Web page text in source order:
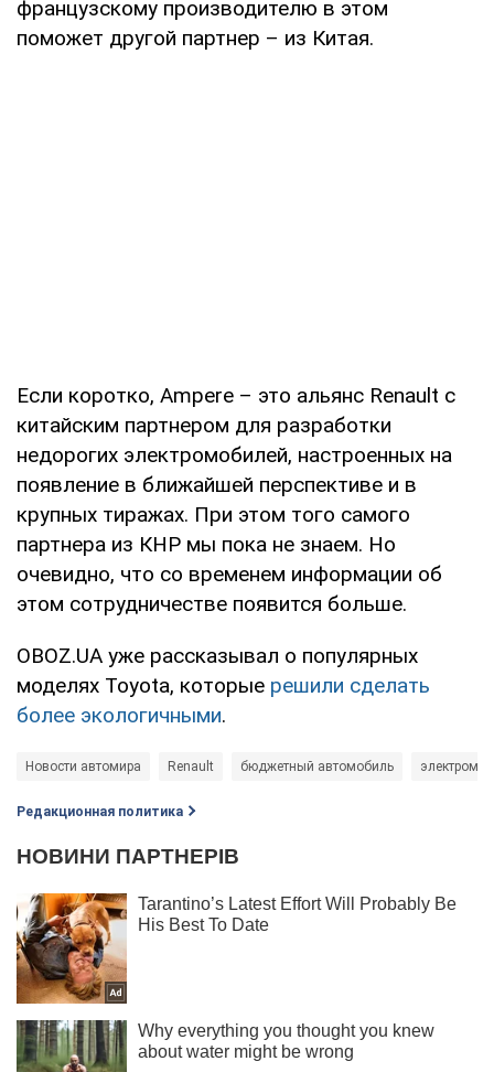
французскому производителю в этом
поможет другой партнер – из Китая.
Если коротко, Ampere – это альянс Renault с
китайским партнером для разработки
недорогих электромобилей, настроенных на
появление в ближайшей перспективе и в
крупных тиражах. При этом того самого
партнера из КНР мы пока не знаем. Но
очевидно, что со временем информации об
этом сотрудничестве появится больше.
OBOZ.UA уже рассказывал о популярных
моделях Toyota, которые решили сделать
более экологичными.
Новости автомира Renault бюджетный автомобиль
Редакционная политика